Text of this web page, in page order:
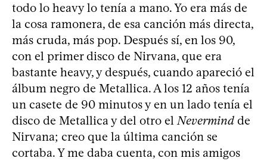
todo lo heavy lo tenía a mano. Yo era más de
la cosa ramonera, de esa canción más directa,
más cruda, más pop. Después sí, en los 90,
con el primer disco de Nirvana, que era
bastante heavy, y después, cuando apareció el
álbum negro de Metallica. A los 12 años tenía
un casete de 90 minutos y en un lado tenía el
disco de Metallica y del otro elNevermind de
Nirvana; creo que la última canción se
cortaba. Y me daba cuenta, con mis amigos